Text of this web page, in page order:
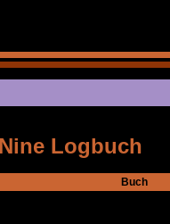
Logbuch
Buch